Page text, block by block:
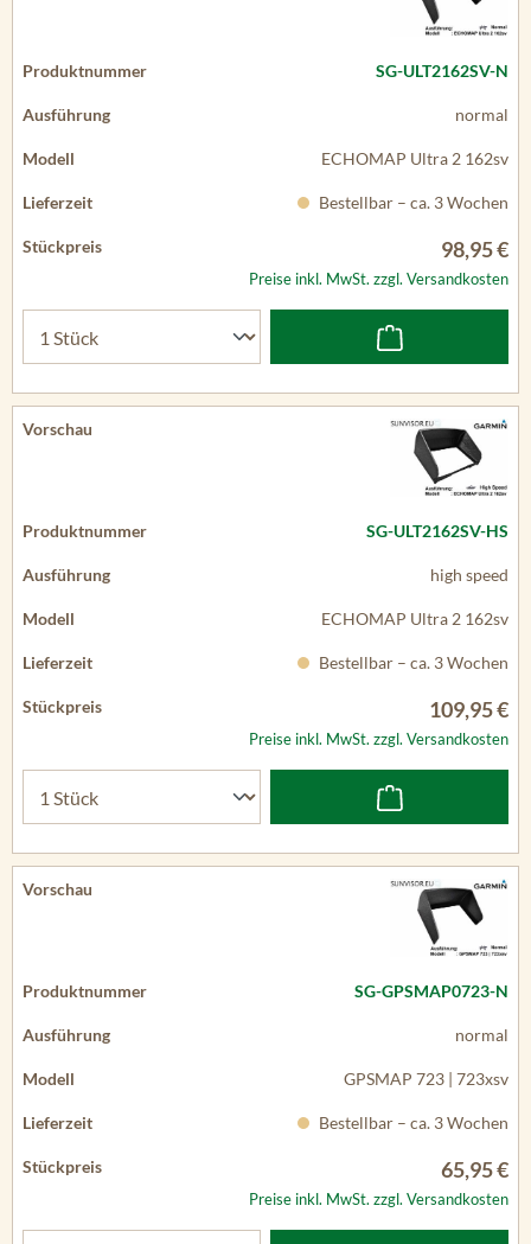
SG-ULT2162SV-N
normal
ECHOMAP Ultra 2 162sv
Bestellbar – ca. 3 Wochen
98,95 €
Preise inkl. MwSt. zzgl. Versandkosten
SG-ULT2162SV-HS
high speed
ECHOMAP Ultra 2 162sv
Bestellbar – ca. 3 Wochen
109,95 €
Preise inkl. MwSt. zzgl. Versandkosten
SG-GPSMAP0723-N
normal
GPSMAP 723 | 723xsv
Bestellbar – ca. 3 Wochen
65,95 €
Preise inkl. MwSt. zzgl. Versandkosten